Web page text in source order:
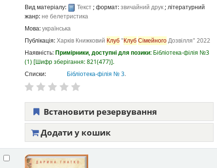
Вид матеріалу: Текст; формат:звичайний друк; літературний
жанр:не белетристика
Мова:українська
Публікація:Харків Книжковий Клуб"КлубСімейногоДозвілля" 2022
Наявність:Примірники, доступні для позики: Бібліотека-філія №3
(1) Шифр зберігання:821(477) .
Списки:
Бібліотека-філія № 3.
Встановити резервування
Додати у кошик